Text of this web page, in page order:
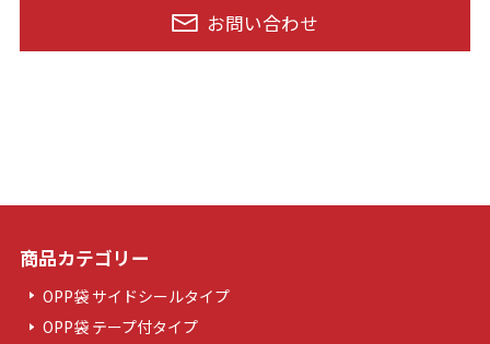
お問い合わせ
商品カテゴリー
OPP袋 サイドシールタイプ
OPP袋 テープ付タイプ